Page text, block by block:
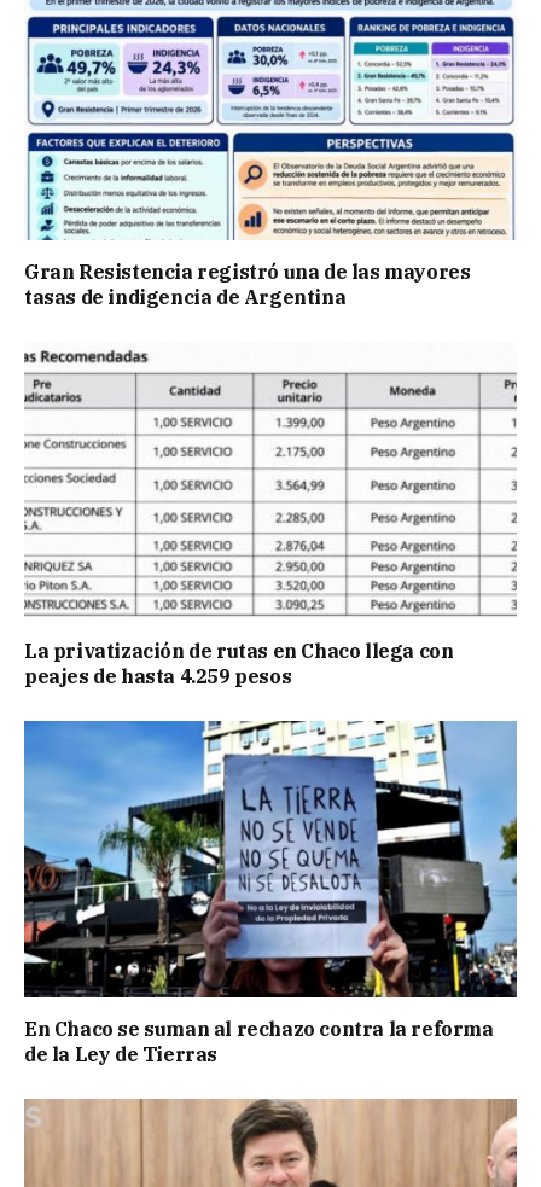
Gran Resistencia registró una de las mayores
tasas de indigencia de Argentina
La privatización de rutas en Chaco llega con
peajes de hasta 4.259 pesos
En Chaco se suman al rechazo contra la reforma
de la Ley de Tierras